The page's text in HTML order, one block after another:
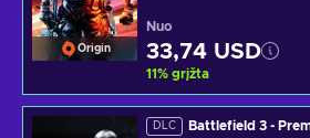
Origin
Nuo
33,74 USD
11% grįžta
DLC
Battlefield 3 -